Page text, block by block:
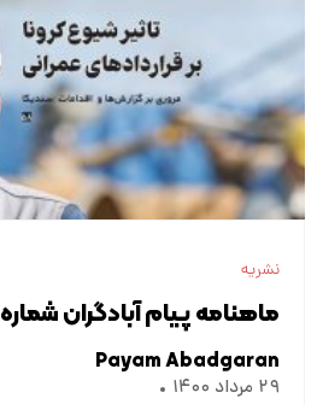
نشریه
ماهنامه پیام آبادگران شماره ۳۹۶
Payam Abadgaran
۲۹ مرداد ۱۴۰۰